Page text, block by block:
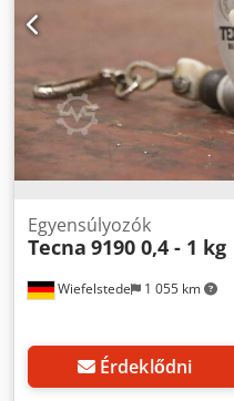
Wiefelstede 1 055 km
Egyensúlyozók
Tecna 9190 0,4 - 1 kg
Érdeklődni